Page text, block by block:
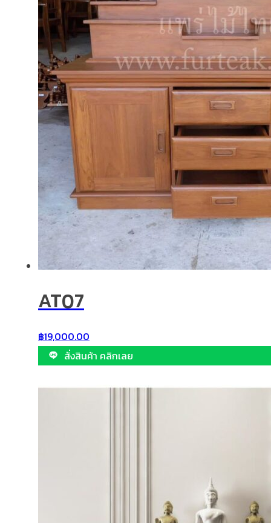
AT07
฿19,000.00
สั่งสินค้า คลิกเลย